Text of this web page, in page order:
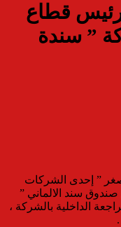
قطاع
” سندة
” إحدى الشركات
صندوق سند الالماني ”
الداخلية بالشركة ،